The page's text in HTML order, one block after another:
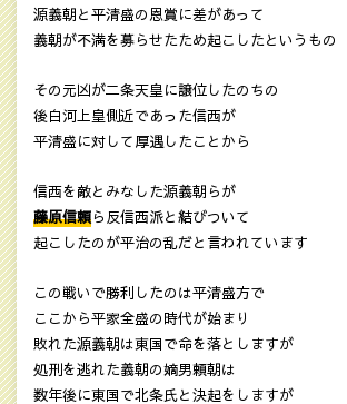
源義朝と平清盛の恩賞に差があって
義朝が不満を募らせたため起こしたというもの
その元凶が二条天皇に譲位したのちの
後白河上皇側近であった信西が
平清盛に対して厚遇したことから
信西を敵とみなした源義朝らが
藤原信頼ら反信西派と結びついて
起こしたのが平治の乱だと言われています
この戦いで勝利したのは平清盛方で
ここから平家全盛の時代が始まり
敗れた源義朝は東国で命を落としますが
処刑を逃れた義朝の嫡男頼朝は
数年後に東国で北条氏と決起をしますが